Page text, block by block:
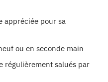
appréciée pour sa
ou en seconde main
régulièrement salués par